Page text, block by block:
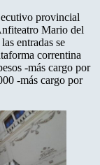
provincial
Mario del
entradas se
correntina
-más cargo por
-más cargo por